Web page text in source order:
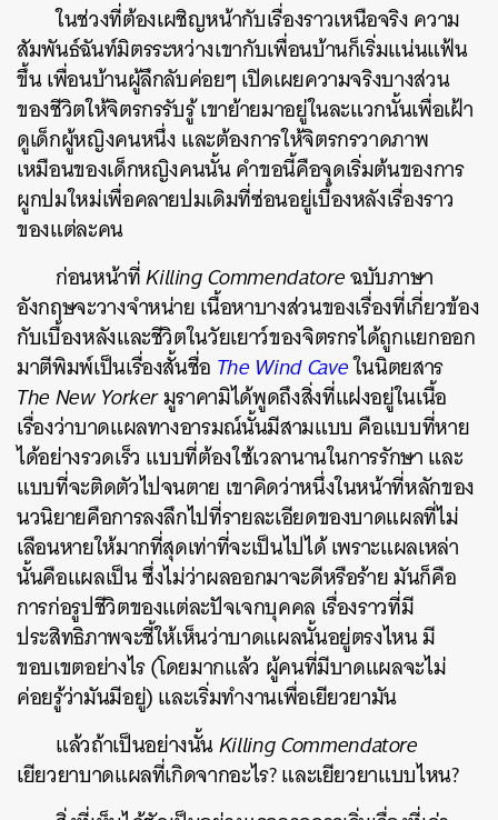
ในช่วงที่ต้องเผชิญหน้ากับเรื่องราวเหนือจริง ความ
สัมพันธ์ฉันท์มิตรระหว่างเขากับเพื่อนบ้านก็เริ่มแน่นแฟ้น
ขึ้น เพื่อนบ้านผู้ลึกลับค่อยๆ เปิดเผยความจริงบางส่วน
ของชีวิตให้จิตรกรรับรู้ เขาย้ายมาอยู่ในละแวกนั้นเพื่อเฝ้า
ดูเด็กผู้หญิงคนหนึ่ง และต้องการให้จิตรกรวาดภาพ
เหมือนของเด็กหญิงคนนั้น คำขอนี้คือจุดเริ่มต้นของการ
ผูกปมใหม่เพื่อคลายปมเดิมที่ซ่อนอยู่เบื้องหลังเรื่องราว
ของแต่ละคน
ก่อนหน้าที่Killing Commendatoreฉบับภาษา
อังกฤษจะวางจำหน่าย เนื้อหาบางส่วนของเรื่องที่เกี่ยวข้อง
กับเบื้องหลังและชีวิตในวัยเยาว์ของจิตรกรได้ถูกแยกออก
มาตีพิมพ์เป็นเรื่องสั้นชื่อ The Wind Caveในนิตยสาร
The New Yorkerมูราคามิได้พูดถึงสิ่งที่แฝงอยู่ในเนื้อ
เรื่องว่าบาดแผลทางอารมณ์นั้นมีสามแบบ คือแบบที่หาย
ได้อย่างรวดเร็ว แบบที่ต้องใช้เวลานานในการรักษา และ
แบบที่จะติดตัวไปจนตาย เขาคิดว่าหนึ่งในหน้าที่หลักของ
นวนิยายคือการลงลึกไปที่รายละเอียดของบาดแผลที่ไม่
เลือนหายให้มากที่สุดเท่าที่จะเป็นไปได้ เพราะแผลเหล่า
นั้นคือแผลเป็น ซึ่งไม่ว่าผลออกมาจะดีหรือร้าย มันก็คือ
การก่อรูปชีวิตของแต่ละปัจเจกบุคคล เรื่องราวที่มี
ประสิทธิภาพจะชี้ให้เห็นว่าบาดแผลนั้นอยู่ตรงไหน มี
ขอบเขตอย่างไร (โดยมากแล้ว ผู้คนที่มีบาดแผลจะไม่
ค่อยรู้ว่ามันมีอยู่) และเริ่มทำงานเพื่อเยียวยามัน
แล้วถ้าเป็นอย่างนั้นKilling Commendatore
เยียวยาบาดแผลที่เกิดจากอะไร? และเยียวยาแบบไหน?